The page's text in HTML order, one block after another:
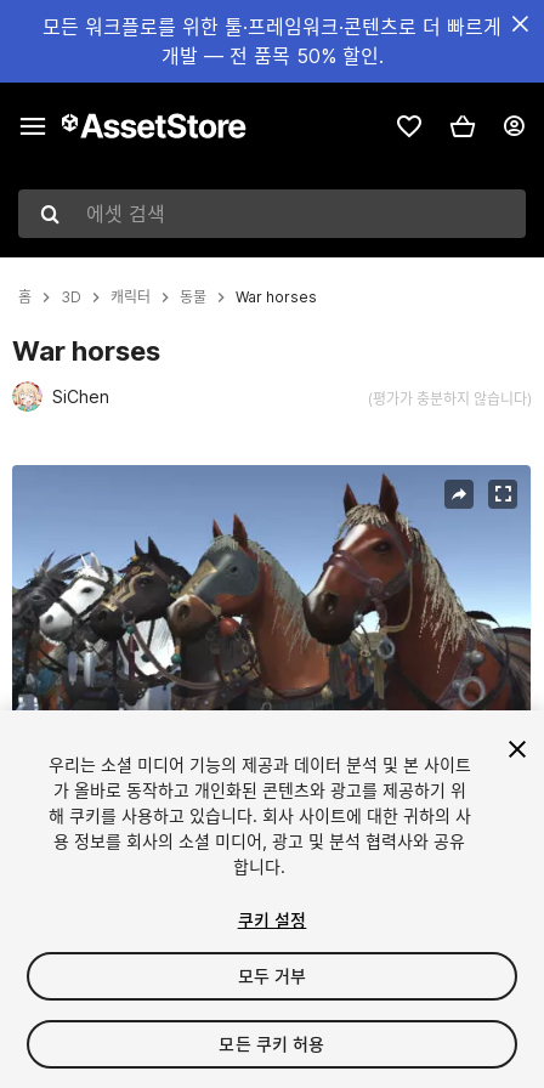
모든 워크플로를 위한 툴·프레임워크·콘텐츠로 더 빠르게
개발 — 전 품목 50% 할인.
에셋 검색
홈 3D 캐릭터 동물 War horses
War horses
SiChen (평가가 충분하지 않습니다)
1 15
$7
우리는 소셜 미디어 기능의 제공과 데이터 분석 및 본 사이트
가 올바로 동작하고 개인화된 콘텐츠와 광고를 제공하기 위
해 쿠키를 사용하고 있습니다. 회사 사이트에 대한 귀하의 사
용 정보를 회사의 소셜 미디어, 광고 및 분석 협력사와 공유
합니다.
쿠키 설정
모두 거부
모든 쿠키 허용